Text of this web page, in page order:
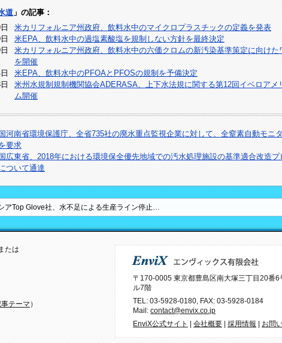
道 」の記事：
米カリフォルニア州政府、飲料水中のマイクロプラスチックの定義を発表
米EPA、飲料水中の過塩素酸塩を規制しない方針を最終決定
米カリフォルニア州政府、飲料水中の六価クロムの新汚染基準策定に向けた
を開催
米EPA、飲料水中のPFOAとPFOSの規制を予備決定
米州水規制規制機関協会ADERASA、上下水法規に関する第12回イベロアメ
ム開催
河南省環境保護庁、全省735社の廃水重点監視企業に対して、全窒素自動モニ
要求
広東省、2018年における環境保全優先地域での汚水処理施設の基準適合改造
ついて通達
アTop Glove社、水不足による生産ライン停止…
たは
テーマ ）
〒170-0005 東京都豊島区南大塚三丁目20番6
ル7階
TEL: 03-5928-0180, FAX: 03-5928-0184
Mail: contact@envix.co.jp
EnviX公式サイト
会社概要 採用情報 お問